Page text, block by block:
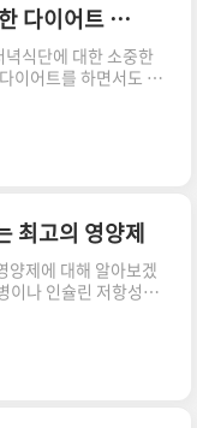
수 있는 시기로, 개인
평가가 이루어집니다.
진로, 경력의 변화 등
됩니다. 이 과정에서 부
로의 생각과 감정을 이
습니다. 또한, 신체적
다이어트 저녁 식단 팁 맛있고 건강한 다이어트 식단
식단에 대한 소중한
이어트를 하면서도 맛
옵션과 식품 조합을 통
있는 방법을 알아보겠
트 저녁식단 팁1. 채
를 할 때 가장 중요한
어트에 매우 효과적
신선한 야채와 고기를
습니다. 채소는 색다른
여 즐길 수 있습니
대신 채소만을 섭취하
단백질과 채소를 조
있게 섭취할..
최고의 영양제
양제에 대해 알아보겠
이나 인슐린 저항성과
는 데 중요한 요소입
는 것은 혈당을 관리
는 데 도움이 될 수 있
당 영양제에 대한 정보